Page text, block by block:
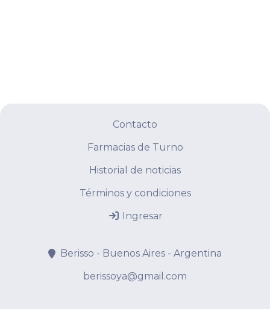
Contacto
Farmacias de Turno
Historial de noticias
Términos y condiciones
Ingresar
Berisso - Buenos Aires - Argentina
berissoya@gmail.com